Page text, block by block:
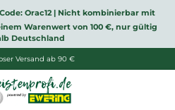
Orac12 | Nicht kombinierbar mit
Warenwert von 100 €, nur gültig
Deutschland
Versand ab 90 €